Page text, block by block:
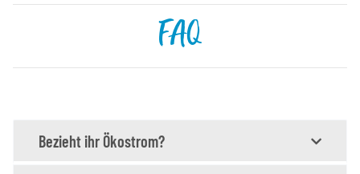
FAQ
Bezieht ihr Ökostrom?